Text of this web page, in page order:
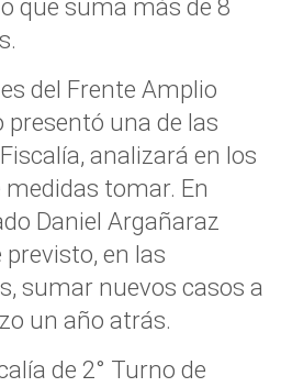
que suma más de 8
del Frente Amplio
presentó una de las
analizará en los
tomar. En
Daniel Argañaraz
en las
sumar nuevos casos a
un año atrás.
de 2° Turno de